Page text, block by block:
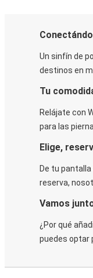
Un sinfín de
destinos en
Tu
Relájate con
para las
Elige,
De tu
reserva,
Vamos
¿Por qué
puedes optar